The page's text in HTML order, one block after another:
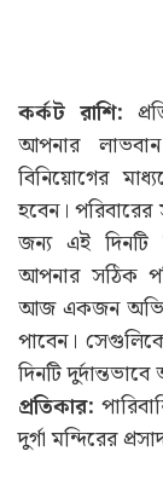
কর্কট রাশি:
আপনার
বিনিয়োগের
হবেন। পরিবারের
জন্য এই দিনটি
আপনার সঠিক
আজ একজন
পাবেন।
দিনটি
প্রতিকার:
দুর্গা মন্দিরের